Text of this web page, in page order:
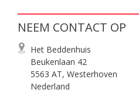
NEEM CONTACT OP
Het Beddenhuis
Beukenlaan 42
5563 AT, Westerhoven
Nederland